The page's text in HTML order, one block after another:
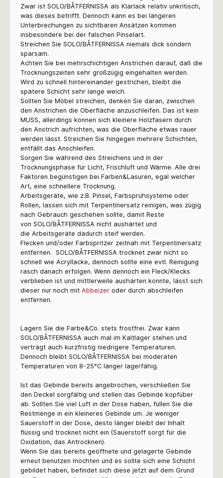
Zwar ist SOLO/BÅTFERNISSA als Klarlack relativ unkritisch,
was dieses betrifft. Dennoch kann es bei längeren
Unterbrechungen zu sichtbaren Ansätzen kommen
insbesondere bei der falschen Pinselart.
Streichen Sie SOLO/BÅTFERNISSA niemals dick sondern
sparsam.
Achten Sie bei mehrschichtigen Anstrichen darauf, daß die
Trocknungszeiten sehr großzügig eingehalten werden.
Wird zu schnell hintereinander gestrichen, bleibt die
spätere Schicht sehr lange weich.
Sollten Sie Möbel streichen, denken Sie daran, zwischen
den Anstrichen die Oberfläche anzuschleifen. Das ist kein
MUSS, allerdings können sich kleinere Holzfasern durch
den Anstrich aufrichten, was die Oberfläche etwas rauer
werden lässt. Streichen Sie hingegen mehrere Schichten,
entfällt das Anschleifen.
Sorgen Sie während des Streichens und in der
Trocknungsphase für Licht, Frischluft und Wärme. Alle drei
Faktoren begünstigen bei Farben&Lasuren, egal welcher
Art, eine schnellere Trocknung.
Arbeitsgeräte, wie z.B. Pinsel, Farbsprühsysteme oder
Rollen, lassen sich mit Terpentinersatz reinigen, was zügig
nach Gebrauch geschehen sollte, damit Reste
von SOLO/BÅTFERNISSA nicht aushärtet und
die Arbeitsgeräte dadurch steif werden.
Flecken und/oder Farbspritzer zeitnah mit Terpentinersatz
entfernen. SOLO/BÅTFERNISSA trocknet zwar nicht so
schnell wie Acryllacke, dennoch sollte eine evtl. Reinigung
rasch danach erfolgen. Wenn dennoch ein Fleck/Klecks
verblieben ist und mittlerweile aushärten konnte, lässt sich
dieser nur noch mit Abbeizer oder durch abschleifen
entfernen.
Lagern Sie die Farbe&Co. stets frostfrei. Zwar kann
SOLO/BÅTFERNISSA auch mal im Kaltlager stehen und
verträgt auch kurzfristig niedrigere Temperaturen.
Dennoch bleibt SOLO/BÅTFERNISSA bei moderaten
Temperaturen von 8-25°C länger lagerfähig.
Ist das Gebinde bereits angebrochen, verschließen Sie
den Deckel sorgfältig und stellen das Gebinde kopfüber
ab. Sollten Sie viel Luft in der Dose haben, füllen Sie die
Restmenge in ein kleineres Gebinde um. Je weniger
Sauerstoff in der Dose, desto länger bleibt der Inhalt
flüssig und trocknet nicht ein (Sauerstoff sorgt für die
Oxidation, das Antrocknen).
Wenn Sie das bereits geöffnete und gelagerte Gebinde
erneut benutzen möchten und es sollte sich eine Schicht
gebildet haben, befindet sich diese jetzt auf dem Grund